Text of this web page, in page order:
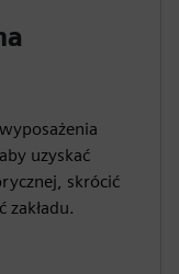
uzyskać
skrócić